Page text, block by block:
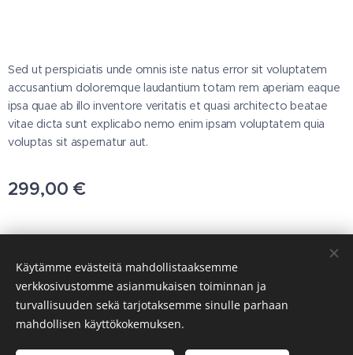
Sed ut perspiciatis unde omnis iste natus error sit voluptatem
accusantium doloremque laudantium totam rem aperiam eaque
ipsa quae ab illo inventore veritatis et quasi architecto beatae
vitae dicta sunt explicabo nemo enim ipsam voluptatem quia
voluptas sit aspernatur aut.
299,00 €
T.svanberg OY
Evästeet
Käytämme evästeitä mahdollistaaksemme
verkkosivustomme asianmukaisen toiminnan ja
turvallisuuden sekä tarjotaksemme sinulle parhaan
mahdollisen käyttökokemuksen.